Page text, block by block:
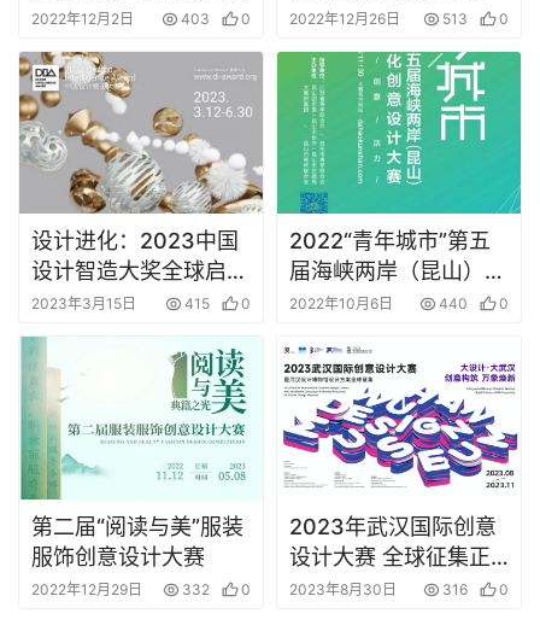
2022年12月2日 403 0 2022年12月26日 513 0
设计进化：2023中国
设计智造大奖全球启动
征集
2023年3月15日 415 0
2022“青年城市”第五
届海峡两岸（昆山）青
年文化创意设计大赛
2022年10月6日 440 0
第二届“阅读与美”服装
服饰创意设计大赛
2022年12月29日 332 0
2023年武汉国际创意
设计大赛 全球征集正
在进行中
2023年8月30日 316 0